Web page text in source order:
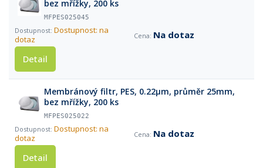
bez mřížky, 200 ks
MFPES025045
Dostupnost: na
dotaz
Na dotaz
Detail
Membránový filtr, PES, 0.22µm, průměr 25mm,
bez mřížky, 200 ks
MFPES025022
Dostupnost: na
dotaz
Na dotaz
Detail